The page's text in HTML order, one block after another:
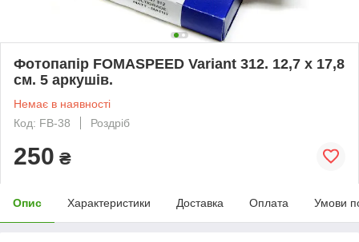
Фотопапір FOMASPEED Variant 312. 12,7 x 17,8
см. 5 аркушів.
Немає в наявності
Код: FB-38
Роздріб
250 ₴
Опис Характеристики Доставка Оплата Умови